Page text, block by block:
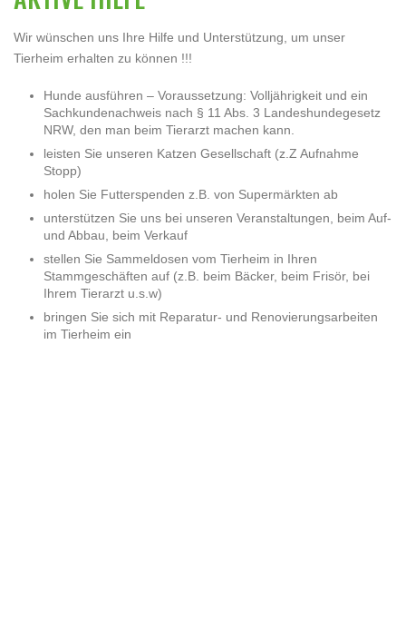
Wir wünschen uns Ihre Hilfe und Unterstützung, um unser
Tierheim erhalten zu können !!!
Hunde ausführen – Voraussetzung: Volljährigkeit und ein
Sachkundenachweis nach § 11 Abs. 3 Landeshundegesetz
NRW, den man beim Tierarzt machen kann.
leisten Sie unseren Katzen Gesellschaft (z.Z Aufnahme
Stopp)
holen Sie Futterspenden z.B. von Supermärkten ab
unterstützen Sie uns bei unseren Veranstaltungen, beim Auf-
und Abbau, beim Verkauf
stellen Sie Sammeldosen vom Tierheim in Ihren
Stammgeschäften auf (z.B. beim Bäcker, beim Frisör, bei
Ihrem Tierarzt u.s.w)
bringen Sie sich mit Reparatur- und Renovierungsarbeiten
im Tierheim ein